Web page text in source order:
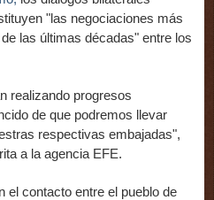
"las negociaciones más
las últimas décadas" entre los
realizando progresos
de que podremos llevar
respectivas embajadas",
a la agencia EFE.
el contacto entre el pueblo de